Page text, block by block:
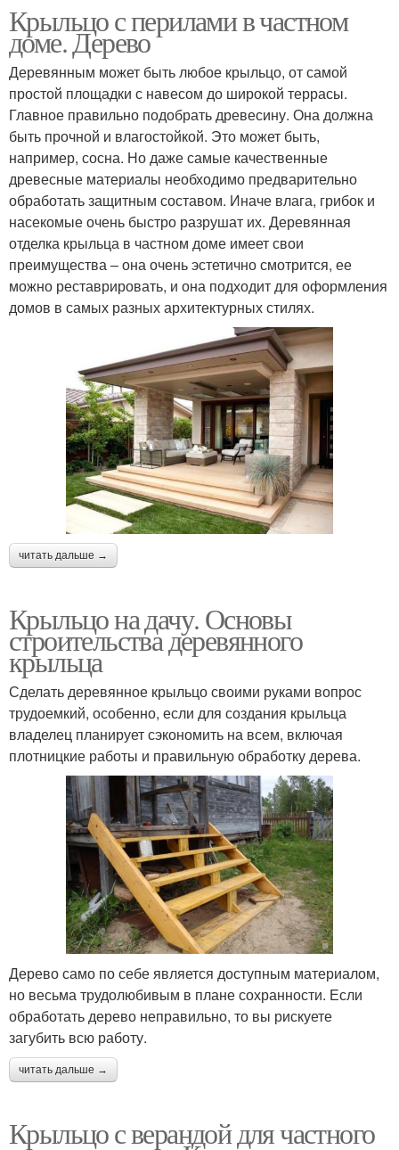
Крыльцо с перилами в частном
доме. Дерево
Деревянным может быть любое крыльцо, от самой
простой площадки с навесом до широкой террасы.
Главное правильно подобрать древесину. Она должна
быть прочной и влагостойкой. Это может быть,
например, сосна. Но даже самые качественные
древесные материалы необходимо предварительно
обработать защитным составом. Иначе влага, грибок и
насекомые очень быстро разрушат их. Деревянная
отделка крыльца в частном доме имеет свои
преимущества – она очень эстетично смотрится, ее
можно реставрировать, и она подходит для оформления
домов в самых разных архитектурных стилях.
читать дальше →
Крыльцо на дачу. Основы
строительства деревянного
крыльца
Сделать деревянное крыльцо своими руками вопрос
трудоемкий, особенно, если для создания крыльца
владелец планирует сэкономить на всем, включая
плотницкие работы и правильную обработку дерева.
Дерево само по себе является доступным материалом,
но весьма трудолюбивым в плане сохранности. Если
обработать дерево неправильно, то вы рискуете
загубить всю работу.
читать дальше →
Крыльцо с верандой для частного